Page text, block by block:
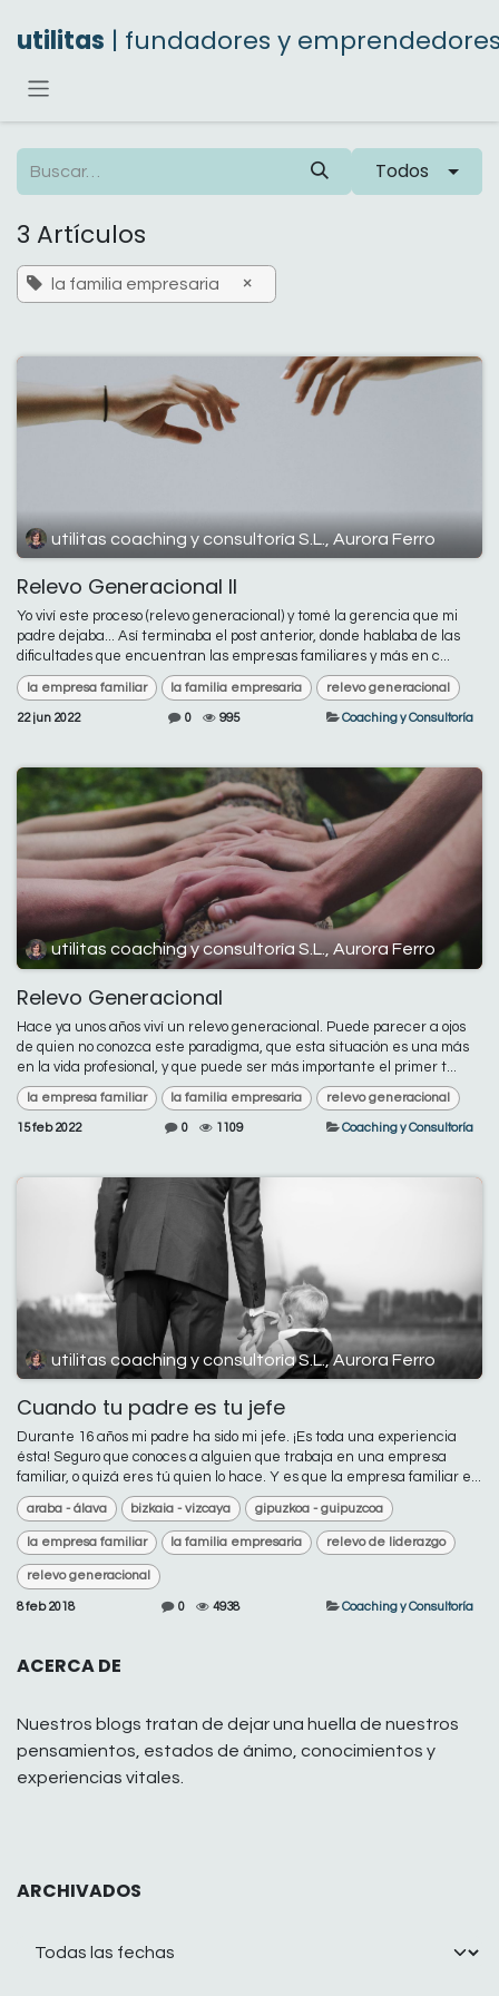
utilitas | fundadores y
Todos
3 Artículos
la familia empresaria ×
utilitas coaching y consultoría S.L., Aurora Ferro
Relevo Generacional II
Yo viví este proceso (relevo generacional) y tomé la gerencia que mi
padre dejaba... Así terminaba el post anterior, donde hablaba de las
dificultades que encuentran las empresas familiares y más en c...
la empresa familiar la familia empresaria relevo generacional
22 jun 2022 0 995 Coaching y Consultoría
utilitas coaching y consultoría S.L., Aurora Ferro
Relevo Generacional
Hace ya unos años viví un relevo generacional. Puede parecer a ojos
de quien no conozca este paradigma, que esta situación es una más
en la vida profesional, y que puede ser más importante el primer t...
la empresa familiar la familia empresaria relevo generacional
15 feb 2022 0 1109 Coaching y Consultoría
utilitas coaching y consultoría S.L., Aurora Ferro
Cuando tu padre es tu jefe
Durante 16 años mi padre ha sido mi jefe. ¡Es toda una experiencia
ésta! Seguro que conoces a alguien que trabaja en una empresa
familiar, o quizá eres tú quien lo hace. Y es que la empresa familiar e...
araba - álava bizkaia - vizcaya gipuzkoa - guipuzcoa
la empresa familiar la familia empresaria relevo de liderazgo
relevo generacional
8 feb 2018 0 4938 Coaching y Consultoría
ACERCA DE
Nuestros blogs tratan de dejar una huella de nuestros
pensamientos, estados de ánimo, conocimientos y
experiencias vitales.
ARCHIVADOS